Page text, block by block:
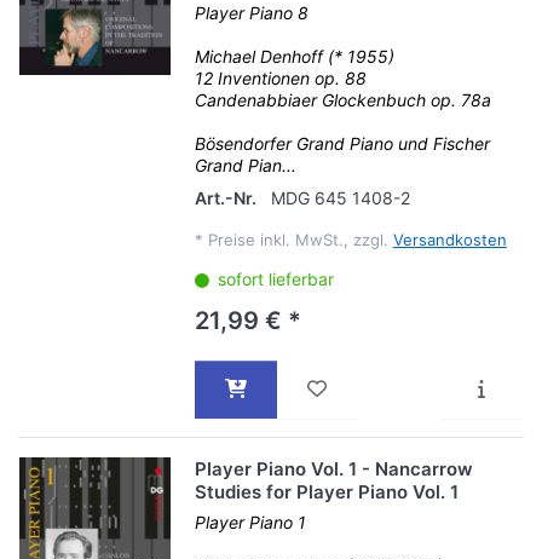
Player Piano 8
Michael Denhoff (* 1955)
12 Inventionen op. 88
Candenabbiaer Glockenbuch op. 78a
Bösendorfer Grand Piano und Fischer
Grand Pian...
Art.-Nr.
MDG 645 1408-2
* Preise inkl. MwSt., zzgl. Versandkosten
sofort lieferbar
21,99 € *
Player Piano Vol. 1 - Nancarrow
Studies for Player Piano Vol. 1
Player Piano 1